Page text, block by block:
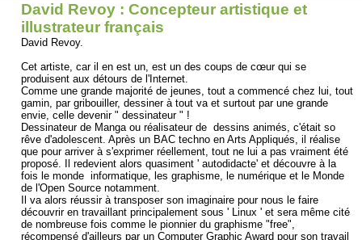
David Revoy : Concepteur artistique et
illustrateur français
David Revoy.
Cet artiste, car il en est un, est un des coups de cœur qui se
produisent aux détours de l'Internet.
Comme une grande majorité de jeunes, tout a commencé chez lui, tout
gamin, par gribouiller, dessiner à tout va et surtout par une grande
envie, celle devenir " dessinateur " !
Dessinateur de Manga ou réalisateur de dessins animés, c'était so
rêve d'adolescent. Après un BAC techno en Arts Appliqués, il réalise
que pour arriver à s'exprimer réellement, tout ne lui a pas vraiment été
proposé. Il redevient alors quasiment ' autodidacte' et découvre à la
fois le monde informatique, les graphisme, le numérique et le Monde
de l'Open Source notamment.
Il va alors réussir à transposer son imaginaire pour nous le faire
découvrir en travaillant principalement sous ' Linux ' et sera même cité
de nombreuse fois comme le pionnier du graphisme "free",
récompensé d'ailleurs par un Computer Graphic Award pour son travail